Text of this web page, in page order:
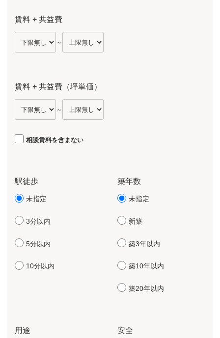
賃料 + 共益費
～
賃料 + 共益費（坪単価）
～
相談賃料を含まない
駅徒歩
未指定
3分以内
5分以内
10分以内
築年数
未指定
新築
築3年以内
築10年以内
築20年以内
用途 安全